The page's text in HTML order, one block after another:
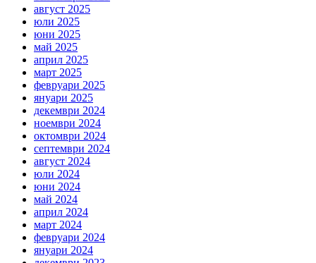
август 2025
юли 2025
юни 2025
май 2025
април 2025
март 2025
февруари 2025
януари 2025
декември 2024
ноември 2024
октомври 2024
септември 2024
август 2024
юли 2024
юни 2024
май 2024
април 2024
март 2024
февруари 2024
януари 2024